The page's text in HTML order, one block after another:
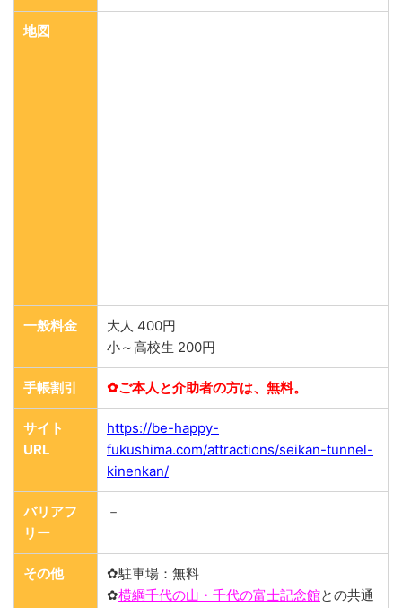
地図
一般料金
大人 400円
小～高校生 200円
手帳割引 ✿ご本人と介助者の方は、無料。
サイト
URL
https://be-happy-
fukushima.com/attractions/seikan-tunnel-
kinenkan/
バリアフ
リー
－
その他
✿駐車場：無料
✿横綱千代の山・千代の富士記念館との共通